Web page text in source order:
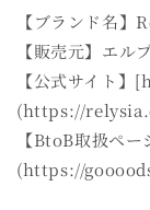
【ブランド名】
【販売元】エル
【公式サイト
(https://
【BtoB取扱ペ
(https://